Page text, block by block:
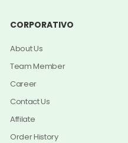
CORPORATIVO
About Us
Team Member
Career
Contact Us
Affilate
Order History